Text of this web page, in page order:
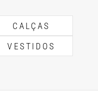
CALÇAS
VESTIDOS